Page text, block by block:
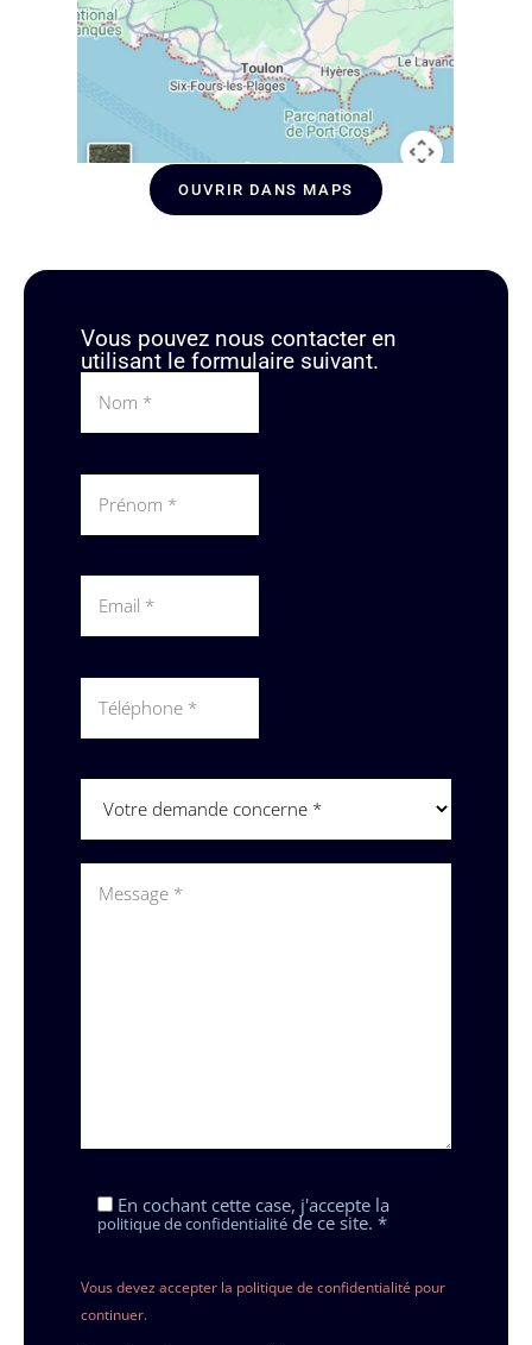
OUVRIR DANS MAPS
Vous pouvez nous contacter en
utilisant le formulaire suivant.
En cochant cette case, j'accepte la
politique de confidentialité de ce site. *
Vous devez accepter la politique de confidentialité pour
continuer.